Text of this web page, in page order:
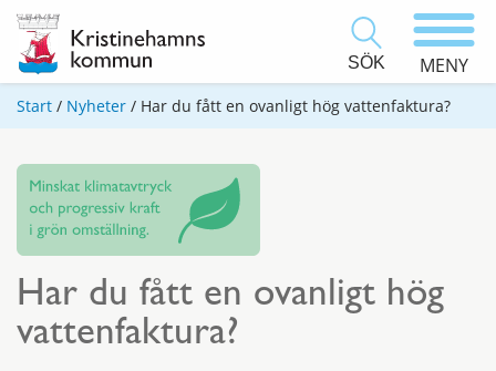
SÖK MENY
Start / Nyheter / Har du fått en ovanligt hög vattenfaktura?
Har du fått en ovanligt hög
vattenfaktura?